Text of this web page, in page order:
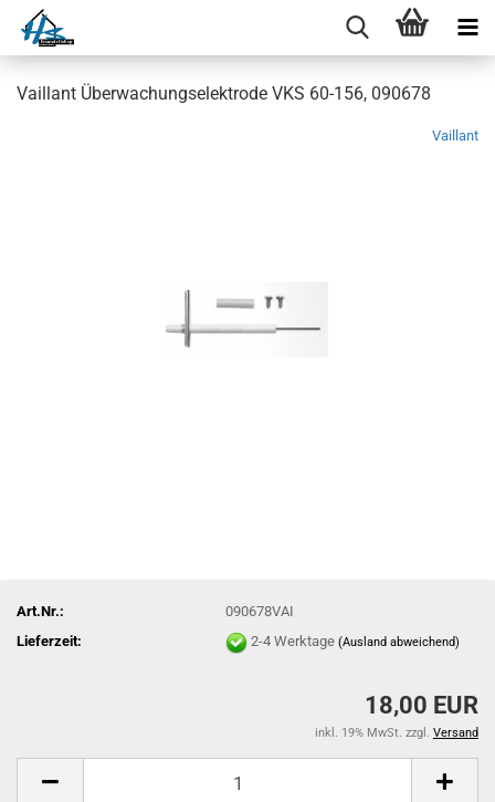
Vaillant Überwachungselektrode VKS 60-156, 090678
Vaillant
Art.Nr.:
090678VAI
Lieferzeit:
2-4 Werktage(Ausland abweichend)
18,00 EUR
inkl. 19% MwSt. zzgl. Versand